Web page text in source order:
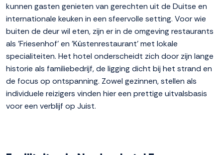
kunnen gasten genieten van gerechten uit de Duitse en
internationale keuken in een sfeervolle setting. Voor wie
buiten de deur wil eten, zijn er in de omgeving restaurants
als 'Friesenhof' en 'Küstenrestaurant' met lokale
specialiteiten. Het hotel onderscheidt zich door zijn lange
historie als familiebedrijf, de ligging dicht bij het strand en
de focus op ontspanning. Zowel gezinnen, stellen als
individuele reizigers vinden hier een prettige uitvalsbasis
voor een verblijf op Juist.